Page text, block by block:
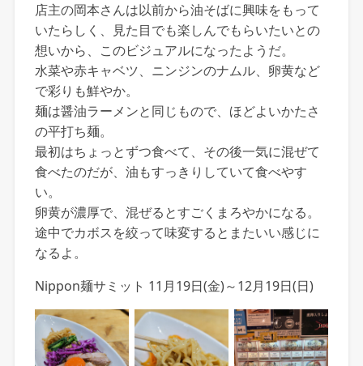
店主の岡本さんは以前から油そばに興味をもって
いたらしく、見た目でも楽しんでもらいたいとの
想いから、このビジュアルになったようだ。
水菜や赤キャベツ、ニンジンのナムル、卵黄など
で彩りも鮮やか。
麺は醤油ラーメンと同じもので、ほどよいかたさ
の平打ち麺。
最初はちょっとずつ食べて、その後一気に混ぜて
食べたのだが、油もすっきりしていて食べやす
い。
卵黄が濃厚で、混ぜるとすごくまろやかになる。
途中でカボスを絞って味変するとまたいい感じに
なるよ。
Nippon麺サミット 11月19日(金)～12月19日(日)